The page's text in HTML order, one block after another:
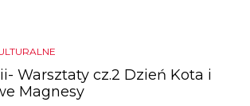
Warsztaty cz.2 Dzień Kota i
Magnesy